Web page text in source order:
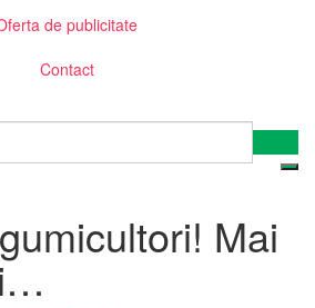
de publicitate
Contact
Mai